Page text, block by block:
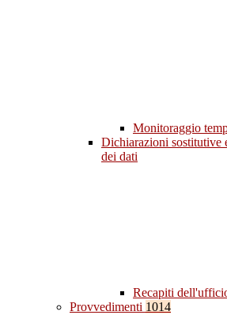
Monitoraggio
Dichiarazioni sostitutive
dei dati
Recapiti
Provvedimenti 1014